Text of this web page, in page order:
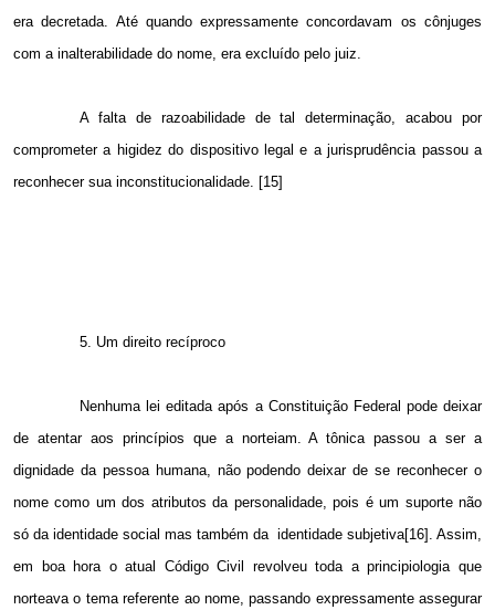
era decretada. Até quando expressamente concordavam os cônjuges
com a inalterabilidade do nome, era excluído pelo juiz.
A falta de razoabilidade de tal determinação, acabou por
comprometer a higidez do dispositivo legal e a jurisprudência passou a
reconhecer sua inconstitucionalidade. [15]
5. Um direito recíproco
Nenhuma lei editada após a Constituição Federal pode deixar
de atentar aos princípios que a norteiam. A tônica passou a ser a
dignidade da pessoa humana, não podendo deixar de se reconhecer o
nome como um dos atributos da personalidade, pois é um suporte não
só da identidade social mas também da identidade subjetiva[16]. Assim,
em boa hora o atual Código Civil revolveu toda a principiologia que
norteava o tema referente ao nome, passando expressamente assegurar